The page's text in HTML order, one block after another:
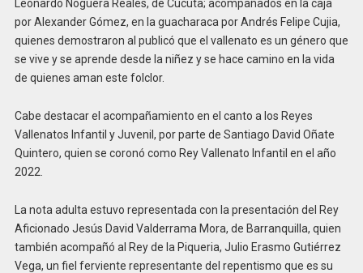
Leonardo Noguera Reales, de Cúcuta; acompañados en la caja
por Alexander Gómez, en la guacharaca por Andrés Felipe Cujia,
quienes demostraron al publicó que el vallenato es un género que
se vive y se aprende desde la niñez y se hace camino en la vida
de quienes aman este folclor.
Cabe destacar el acompañamiento en el canto a los Reyes
Vallenatos Infantil y Juvenil, por parte de Santiago David Oñate
Quintero, quien se coronó como Rey Vallenato Infantil en el año
2022.
La nota adulta estuvo representada con la presentación del Rey
Aficionado Jesús David Valderrama Mora, de Barranquilla, quien
también acompañó al Rey de la Piqueria, Julio Erasmo Gutiérrez
Vega, un fiel ferviente representante del repentismo que es su